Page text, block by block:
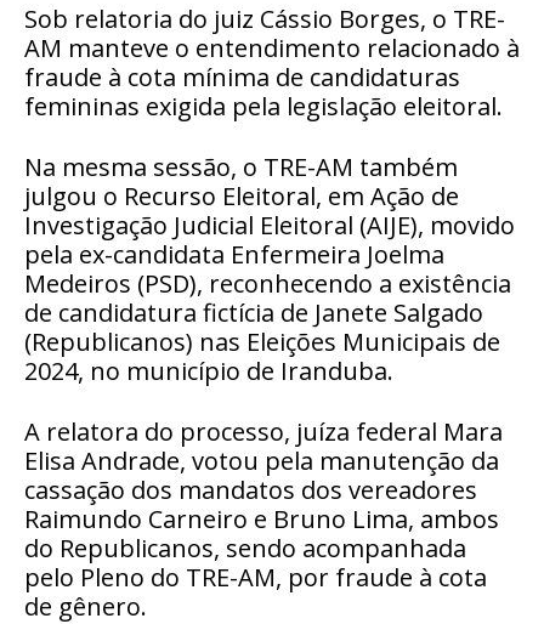
Sob relatoria do juiz Cássio Borges, o TRE-
AM manteve o entendimento relacionado à
fraude à cota mínima de candidaturas
femininas exigida pela legislação eleitoral.
Na mesma sessão, o TRE-AM também
julgou o Recurso Eleitoral, em Ação de
Investigação Judicial Eleitoral (AIJE), movido
pela ex-candidata Enfermeira Joelma
Medeiros (PSD), reconhecendo a existência
de candidatura fictícia de Janete Salgado
(Republicanos) nas Eleições Municipais de
2024, no município de Iranduba.
A relatora do processo, juíza federal Mara
Elisa Andrade, votou pela manutenção da
cassação dos mandatos dos vereadores
Raimundo Carneiro e Bruno Lima, ambos
do Republicanos, sendo acompanhada
pelo Pleno do TRE-AM, por fraude à cota
de gênero.